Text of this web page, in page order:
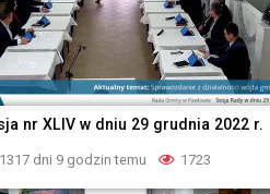
nr XLIV w dniu 29 grudnia 2022 r.
1317 dni 9 godzin temu 1723